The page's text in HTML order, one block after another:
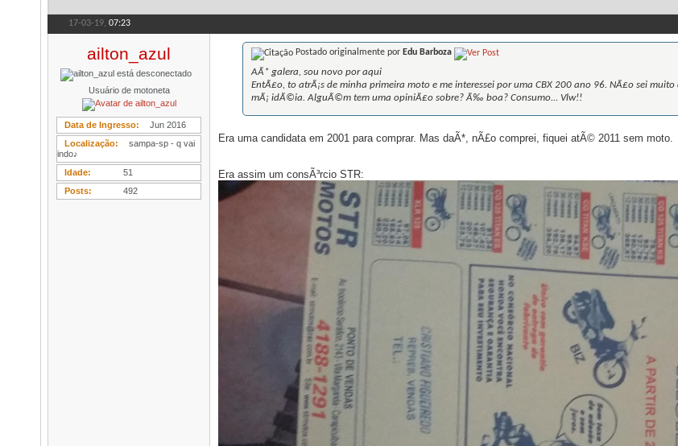
17-03-19, 07:23
ailton_azul
Usuário de motoneta
Data de Ingresso
Jun 2016
Localização
sampa-sp - q vai
indo♪
Idade
51
Posts
492
Postado originalmente por Edu Barboza
AÃ* galera, sou novo por aqui
EntÃ£o, to atrÃ¡s de minha primeira moto e me interessei por uma CBX 200 ano 96. NÃ£o sei
mÃ¡ idÃ©ia. AlguÃ©m tem uma opiniÃ£o sobre? Ã‰ boa? Consumo... Vlw!!
Era uma candidata em 2001 para comprar. Mas daÃ*, nÃ£o comprei, fiquei atÃ© 2011 sem moto.
Era assim um consÃ³rcio STR: